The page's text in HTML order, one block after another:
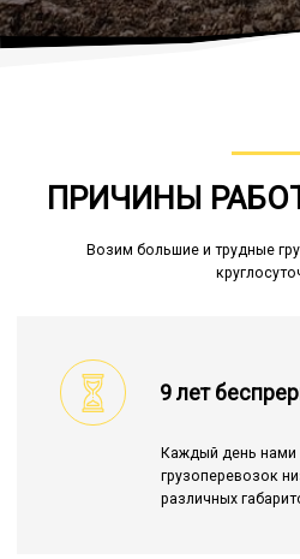
ПРИЧИНЫ
Возим большие и трудные
9 лет
Каждый день нами
грузоперевозок
различных